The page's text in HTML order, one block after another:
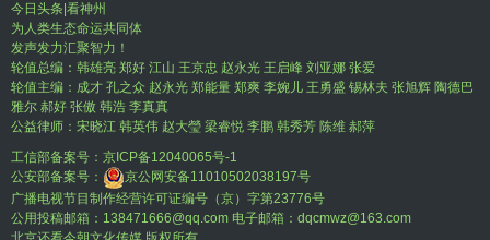
今日头条|看神州
为人类生态命运共同体
发声发力汇聚智力！
轮值总编：韩雄亮 郑好 江山 王京忠 赵永光 王启峰 刘亚娜 张爱
轮值主编：成才 孔之众 赵永光 郑能量 郑爽 李婉儿 王勇盛 锡林夫 张旭辉 陶德巴
雅尔 郝好 张傲 韩浩 李真真
公益律师：宋晓江 韩英伟 赵大瑩 梁睿悦 李鹏 韩秀芳 陈维 郝萍
工信部备案号： 京ICP备12040065号-1
公安部备案号：
京公网安备11010502038197号
广播电视节目制作经营许可证编号（京）字第23776号
公用投稿邮箱：138471666@qq.com 电子邮箱：dqcmwz@163.com